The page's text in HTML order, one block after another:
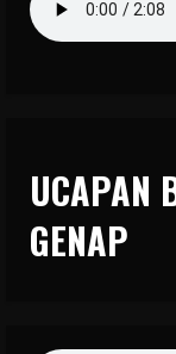
UCAPAN
GENAP